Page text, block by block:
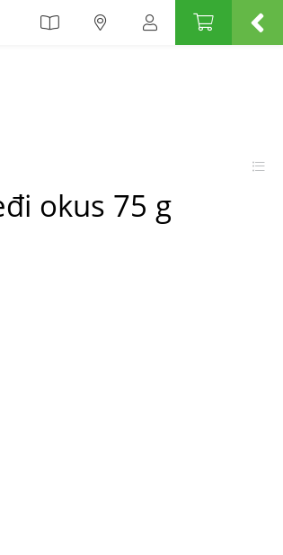
okus 75 g